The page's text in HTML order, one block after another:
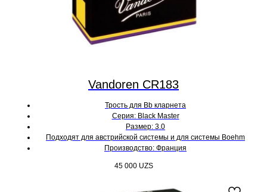
Vandoren CR183
Трость для Bb кларнета
Серия: Black Master
Размер: 3.0
Подходят для австрийской системы и для системы Boehm
Производство: Франция
45 000 UZS